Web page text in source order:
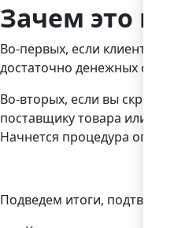
Зачем это
Во-первых, если клиент
достаточно денежных
Во-вторых, если вы скроете
поставщику товара или
Начнется процедура
Подведем итоги,